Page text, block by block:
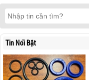
Tin Nổi Bật